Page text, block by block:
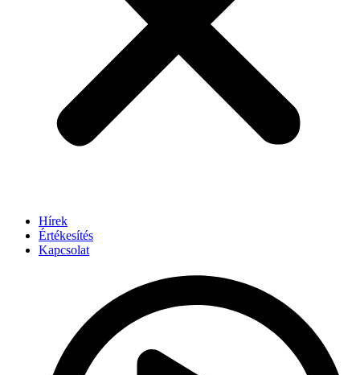
Hírek
Értékesítés
Kapcsolat